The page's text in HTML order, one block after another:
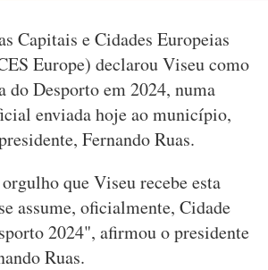
Capitais e Cidades Europeias
Europe) declarou Viseu como
do Desporto em 2024, numa
enviada hoje ao município,
Fernando Ruas.
que Viseu recebe esta
assume, oficialmente, Cidade
2024", afirmou o presidente
Ruas.